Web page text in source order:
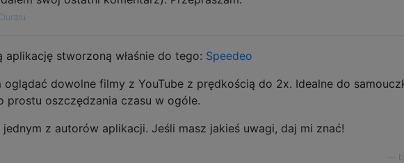
aplikację stworzoną właśnie do tego: Speedeo
oglądać dowolne filmy z YouTube z prędkością do 2x. Idealne do
prostu oszczędzania czasu w ogóle.
jednym z autorów aplikacji. Jeśli masz jakieś uwagi, daj mi znać!